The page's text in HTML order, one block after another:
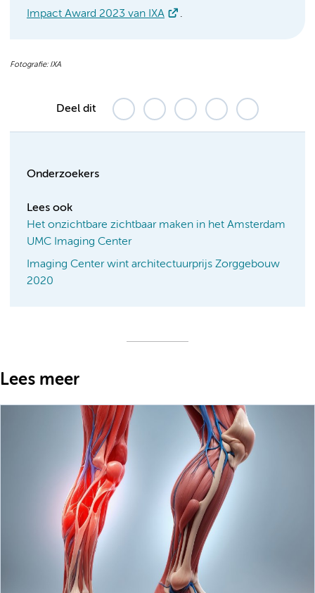
Impact Award 2023 van IXA
.
Fotografie: IXA
Deel dit
Onderzoekers
Lees ook
Het onzichtbare zichtbaar maken in het Amsterdam
UMC Imaging Center
Imaging Center wint architectuurprijs Zorggebouw
2020
Lees meer